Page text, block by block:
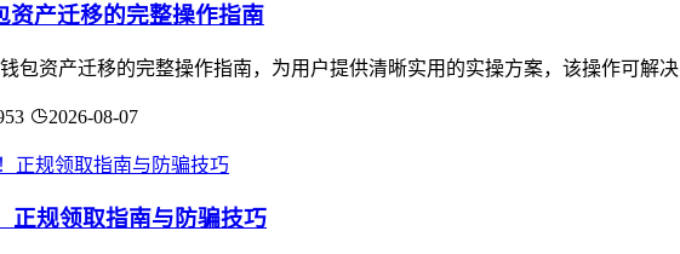
资产迁移的完整操作指南
包资产迁移的完整操作指南，为用户提供清晰实用的实操方案，该操作可解
2026-08-07
正规领取指南与防骗技巧